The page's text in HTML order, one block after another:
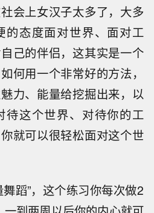
会上女汉子太多了，大多
的态度面对世界、面对工
己的伴侣，这其实是一个
何用一个非常好的方法，
力、能量给挖掘出来，以
待这个世界、对待你的工
就可以很轻松面对这个世
蹈”，这个练习你每次做2